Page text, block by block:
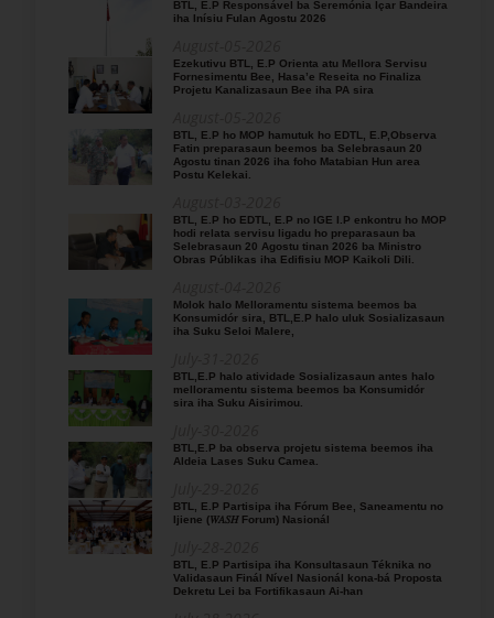
BTL, E.P Responsável ba Seremónia Içar Bandeira
iha Inísiu Fulan Agostu 2026
Ezekutivu BTL, E.P Orienta atu Mellora Servisu
Fornesimentu Bee, Hasa’e Reseita no Finaliza
Projetu Kanalizasaun Bee iha PA sira
BTL, E.P ho MOP hamutuk ho EDTL, E.P,Observa
Fatin preparasaun beemos ba Selebrasaun 20
Agostu tinan 2026 iha foho Matabian Hun area
Postu Kelekai.
BTL, E.P ho EDTL, E.P no IGE I.P enkontru ho MOP
hodi relata servisu ligadu ho preparasaun ba
Selebrasaun 20 Agostu tinan 2026 ba Ministro
Obras Públikas iha Edifisiu MOP Kaikoli Dili.
Molok halo Melloramentu sistema beemos ba
Konsumidór sira, BTL,E.P halo uluk Sosializasaun
iha Suku Seloi Malere,
BTL,E.P halo atividade Sosializasaun antes halo
melloramentu sistema beemos ba Konsumidór
sira iha Suku Aisirimou.
BTL,E.P ba observa projetu sistema beemos iha
Aldeia Lases Suku Camea.
BTL, E.P Partisipa iha Fórum Bee, Saneamentu no
Ijiene (𝑊𝐴𝑆𝐻 Forum) Nasionál
BTL, E.P Partisipa iha Konsultasaun Téknika no
Validasaun Finál Nível Nasionál kona-bá Proposta
Dekretu Lei ba Fortifikasaun Ai-han